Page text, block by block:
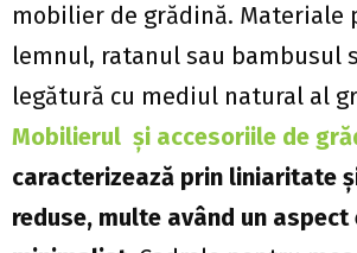
mobilier de grădină. Materiale
lemnul, ratanul sau bambusul
legătură cu mediul natural al
Mobilierul şi accesoriile de
caracterizează prin liniaritate
reduse, multe având un aspect